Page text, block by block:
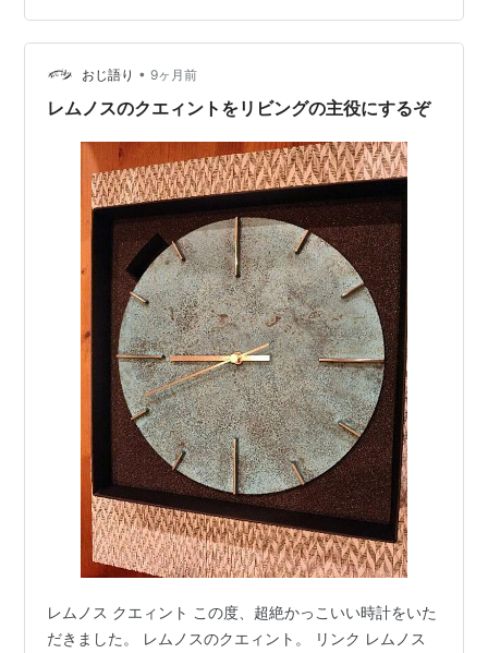
か2014年から どのくらいで電池切れするか書いてある
あーだいたい３年。 電池のかえ時なんだな。 あんな小さ
な単３電池１個で３年動くってすごいな そのあと買った
もう１つの時計は安いCASIO 電波時計だからまったく
おじ語り • 9ヶ月前
レムノスのクエィントをリビングの主役にするぞ
レムノス クエィント この度、超絶かっこいい時計をいた
だきました。 レムノスのクエィント。 リンク レムノス